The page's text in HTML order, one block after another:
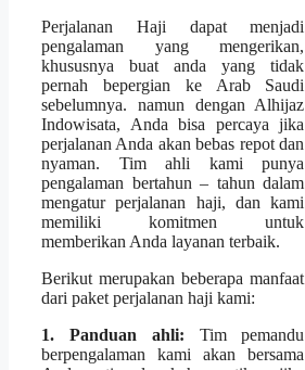
Perjalanan Haji dapat menjadi
pengalaman yang mengerikan,
khususnya buat anda yang tidak
pernah bepergian ke Arab Saudi
sebelumnya. namun dengan Alhijaz
Indowisata, Anda bisa percaya jika
perjalanan Anda akan bebas repot dan
nyaman. Tim ahli kami punya
pengalaman bertahun – tahun dalam
mengatur perjalanan haji, dan kami
memiliki komitmen untuk
memberikan Anda layanan terbaik.
Berikut merupakan beberapa manfaat
dari paket perjalanan haji kami:
1. Panduan ahli: Tim pemandu
berpengalaman kami akan bersama